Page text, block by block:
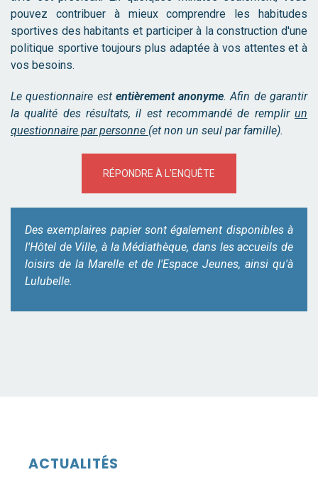
pouvez contribuer à mieux comprendre les habitudes
sportives des habitants et participer à la construction d'une
politique sportive toujours plus adaptée à vos attentes et à
vos besoins.
Le questionnaire est entièrement anonyme. Afin de garantir
la qualité des résultats, il est recommandé de remplir un
questionnaire par personne (et non un seul par famille).
RÉPONDRE À L'ENQUÊTE
Des exemplaires papier sont également disponibles à
l'Hôtel de Ville, à la Médiathèque, dans les accueils de
loisirs de la Marelle et de l'Espace Jeunes, ainsi qu'à
Lulubelle.
ACTUALITÉS